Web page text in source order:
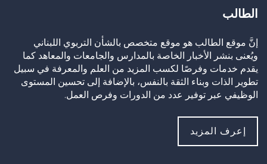
الطالب
إنَّ موقع الطالب هو موقع متخصص بالشأن التربوي اللبناني
ويُعنى بنشر الأخبار الخاصة بالمدارس والجامعات والمعاهد كما
يقدم خدمات وفرصًا لكسب المزيد من العلم والمعرفة في سبيل
تطوير الذات وبناء الثقة بالنفس، بالإضافة إلى تحسين المستوى
الوظيفي عبر توفير عدد من الدورات وفرص العمل.
إعرف المزيد